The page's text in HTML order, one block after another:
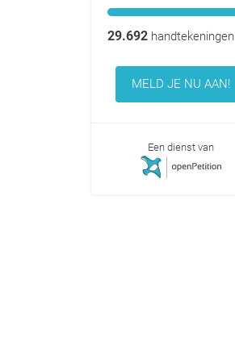
29.692handtekeningen
MELD JE NU AAN!
Een dienst van